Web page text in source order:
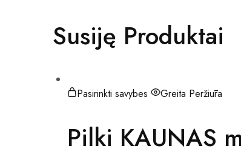
Susiję Produktai
Pasirinkti savybes Greita Peržiūra
Pilki KAUNAS